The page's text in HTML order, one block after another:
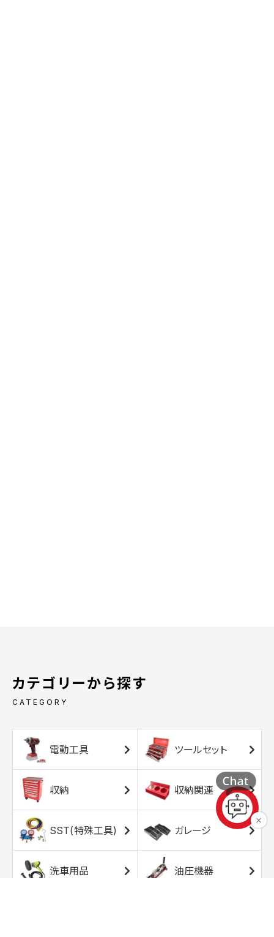
カテゴリーから探す
CATEGORY
電動工具 ツールセット
収納 収納関連
SST(特殊工具) ガレージ
洗車用品 油圧機器